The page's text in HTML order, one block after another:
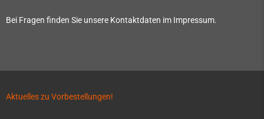
Bei Fragen finden Sie unsere Kontaktdaten im Impressum.
Aktuelles zu Vorbestellungen!